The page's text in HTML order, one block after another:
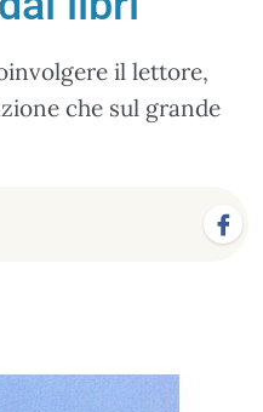
il lettore,
che sul grande